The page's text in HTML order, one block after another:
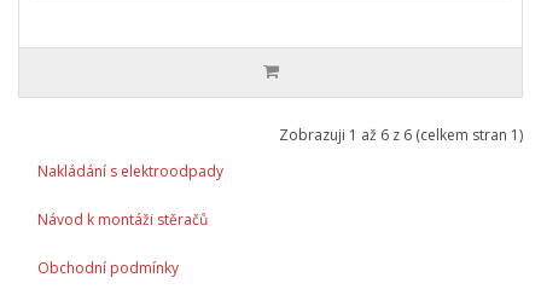
Zobrazuji 1 až 6 z 6 (celkem stran 1)
Nakládání s elektroodpady
Návod k montáži stěračů
Obchodní podmínky